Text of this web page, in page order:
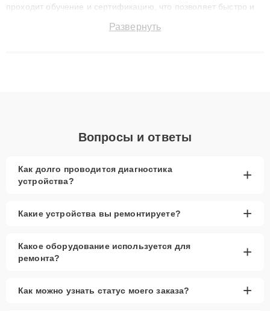
проходит обучение и сертификацию, что позволяет быстро и
сохранением гарантии до 3 лет. Наши мастера решают
Развернуть
Вопросы и ответы
Как долго проводится диагностика
устройства?
+
Какие устройства вы ремонтируете? +
Какое оборудование используется для
ремонта?
+
Как можно узнать статус моего заказа? +